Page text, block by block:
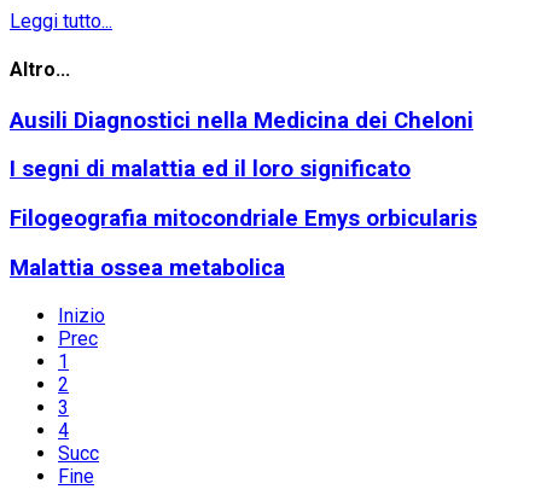
Leggi tutto...
Altro...
Ausili Diagnostici nella Medicina dei Cheloni
I segni di malattia ed il loro significato
Filogeografia mitocondriale Emys orbicularis
Malattia ossea metabolica
Inizio
Prec
1
2
3
4
Succ
Fine